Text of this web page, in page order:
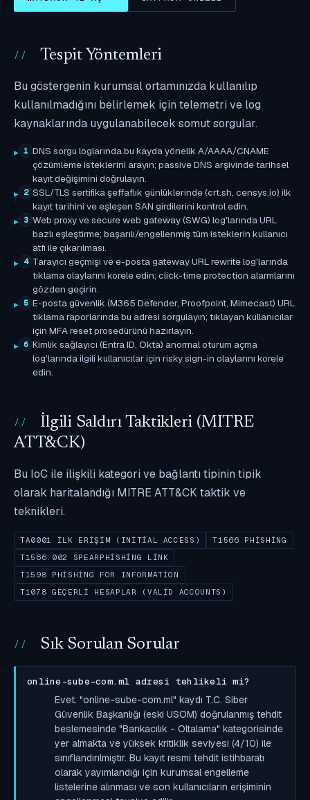
Tespit Yöntemleri
Bu göstergenin kurumsal ortamınızda kullanılıp
kullanılmadığını belirlemek için telemetri ve log
kaynaklarında uygulanabilecek somut sorgular.
1 DNS sorgu loglarında bu kayda yönelik A/AAAA/CNAME
çözümleme isteklerini arayın; passive DNS arşivinde tarihsel
kayıt değişimini doğrulayın.
2 SSL/TLS sertifika şeffaflık günlüklerinde (crt.sh, censys.io) ilk
kayıt tarihini ve eşleşen SAN girdilerini kontrol edin.
3 Web proxy ve secure web gateway (SWG) log'larında URL
bazlı eşleştirme; başarılı/engellenmiş tüm isteklerin kullanıcı
atfı ile çıkarılması.
4 Tarayıcı geçmişi ve e-posta gateway URL rewrite log'larında
tıklama olaylarını korele edin; click-time protection alarmlarını
gözden geçirin.
5 E-posta güvenlik (M365 Defender, Proofpoint, Mimecast) URL
tıklama raporlarında bu adresi sorgulayın; tıklayan kullanıcılar
için MFA reset prosedürünü hazırlayın.
6 Kimlik sağlayıcı (Entra ID, Okta) anormal oturum açma
log'larında ilgili kullanıcılar için risky sign-in olaylarını korele
edin.
İlgili Saldırı Taktikleri (MITRE
ATT&CK)
Bu IoC ile ilişkili kategori ve bağlantı tipinin tipik
olarak haritalandığı MITRE ATT&CK taktik ve
teknikleri.
TA0001 İLK ERIŞIM (INITIAL ACCESS)
T1566 PHISHING
T1566.002 SPEARPHISHING LINK
T1598 PHISHING FOR INFORMATION
T1078 GEÇERLI HESAPLAR (VALID ACCOUNTS)
Sık Sorulan Sorular
online-sube-com.ml adresi tehlikeli mi?
Evet. "online-sube-com.ml" kaydı T.C. Siber
Güvenlik Başkanlığı (eski USOM) doğrulanmış tehdit
beslemesinde "Bankacılık - Oltalama" kategorisinde
yer almakta ve yüksek kritiklik seviyesi (4/10) ile
sınıflandırılmıştır. Bu kayıt resmi tehdit istihbaratı
olarak yayımlandığı için kurumsal engelleme
listelerine alınması ve son kullanıcıların erişiminin